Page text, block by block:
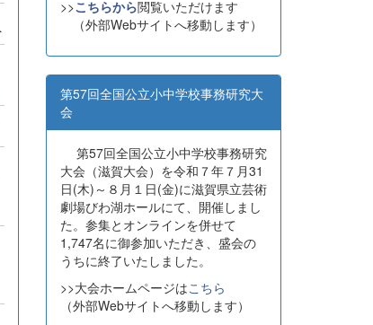
>>こちらから閲覧いただけます
（外部Webサイトへ移動します）
第57回全国公立小中学校事務研究大
会
第57回全国公立小中学校事務研究
大会（滋賀大会）を令和７年７月31
日(木)～８月１日(金)に滋賀県立芸術
劇場びわ湖ホールにて、開催しまし
た。参集とオンラインを併せて
1,747名に御参加いただき、盛会の
うちに終了いたしました。
>>大会ホームページはこちら
（外部Webサイトへ移動します）